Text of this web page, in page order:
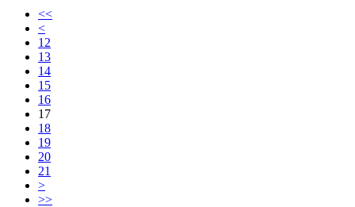
<<
<
12
13
14
15
16
17
18
19
20
21
>
>>